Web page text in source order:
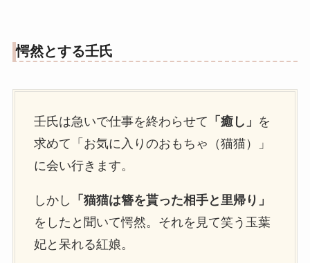
愕然とする壬氏
壬氏は急いで仕事を終わらせて 「癒し」 を
求めて「お気に入りのおもちゃ（猫猫）」
に会い行きます。
しかし
「猫猫は簪を貰った相手と里帰り」
をしたと聞いて愕然。それを見て笑う玉葉
妃と呆れる紅娘。